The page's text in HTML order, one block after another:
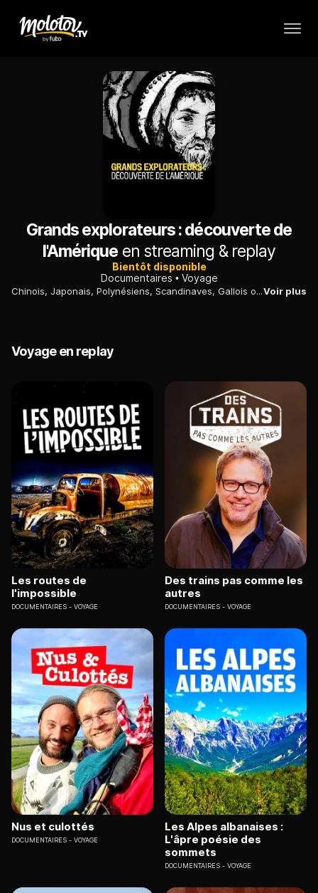
Grands explorateurs : découverte de
l'Amérique en streaming & replay
Bientôt disponible
Documentaires
Voyage
Chinois, Japonais, Polynésiens, Scandinaves, Gallois ou Hébreux de l'Antiquité : des explorateurs auraient-ils découvert le Nouveau Monde avant Christophe Colomb ?Voir plus
Voyage en replay
Les routes de
l'impossible
DOCUMENTAIRES VOYAGE
Des trains pas comme les
autres
DOCUMENTAIRES VOYAGE
Nus et culottés
DOCUMENTAIRES VOYAGE
Les Alpes albanaises :
L'âpre poésie des
sommets
DOCUMENTAIRES VOYAGE